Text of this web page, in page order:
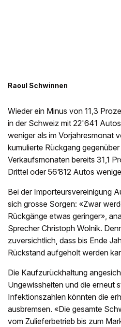
Raoul Schwinnen
Wieder ein Minus von 11,3
in der Schweiz mit 22'641
weniger als im Vorjahresmonat
kumulierte Rückgang
Verkaufsmonaten bereits 31,1
Drittel oder 56’812 Autos
Bei der Importeursvereinigung
sich grosse Sorgen: «Zwar
Rückgänge etwas geringer»,
Sprecher Christoph Wolnik.
zuversichtlich, dass bis Ende
Rückstand aufgeholt werden
Die Kaufzurückhaltung
Ungewissheiten und die erneut
Infektionszahlen könnten die
ausbremsen. «Die gesamte
vom Zulieferbetrieb bis zum